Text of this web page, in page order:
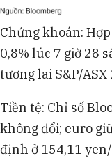
Chứng khoán:
0,8% lúc 7 giờ 28
tương lai S&P/ASX
Tiền tệ: Chỉ số
không đổi; euro
định ở 154,11